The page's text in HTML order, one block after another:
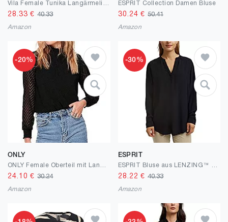
28.33 €40.33
Amazon
ESPRIT Collection Damen Bluse
30.24 € 50.41
Amazon
-20%
ONLY
24.10 €30.24
Amazon
-30%
ESPRIT
28.22 € 40.33
Amazon